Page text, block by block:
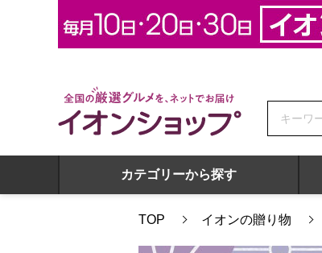
全国の厳選グルメを、ネットでお届け イオンショップ
カテゴリーから探す
TOP イオンの贈り物